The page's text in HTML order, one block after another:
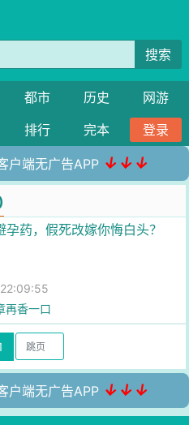
搜索
都市 历史
网游
排行 完本 登录
户端无广告APP ↓↓↓
药，假死改嫁你悔白头？
再香一口
户端无广告APP ↓↓↓